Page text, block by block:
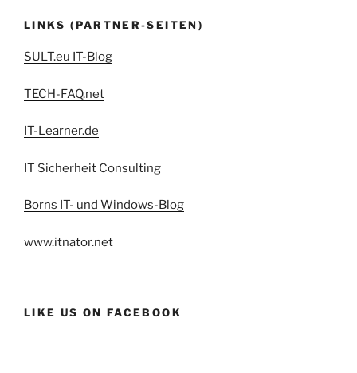
LINKS (PARTNER-SEITEN)
SULT.eu IT-Blog
TECH-FAQ.net
IT-Learner.de
IT Sicherheit Consulting
Borns IT- und Windows-Blog
www.itnator.net
LIKE US ON FACEBOOK